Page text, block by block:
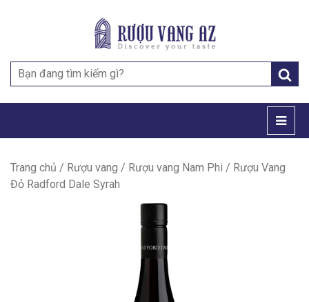
Search
for:
Trang chủ / Rượu vang / Rượu vang Nam Phi / Rượu Vang
Đỏ Radford Dale Syrah